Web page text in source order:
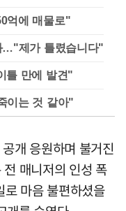
억에 매물로"
…"제가 틀렸습니다"
틀 만에 발견"
이는 것 같아"
개 응원하며 불거진
매니저의 인성 폭
마음 불편하셨을